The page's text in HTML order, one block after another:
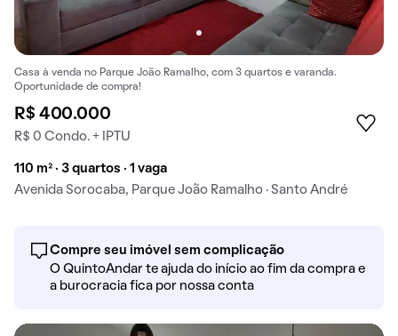
Casa à venda no Parque João Ramalho, com 3 quartos e varanda.
Oportunidade de compra!
R$ 400.000
R$ 0 Condo. + IPTU
110 m² · 3 quartos · 1 vaga
Avenida Sorocaba, Parque João Ramalho · Santo André
Compre seu imóvel sem complicação
O QuintoAndar te ajuda do início ao fim da compra e
a burocracia fica por nossa conta